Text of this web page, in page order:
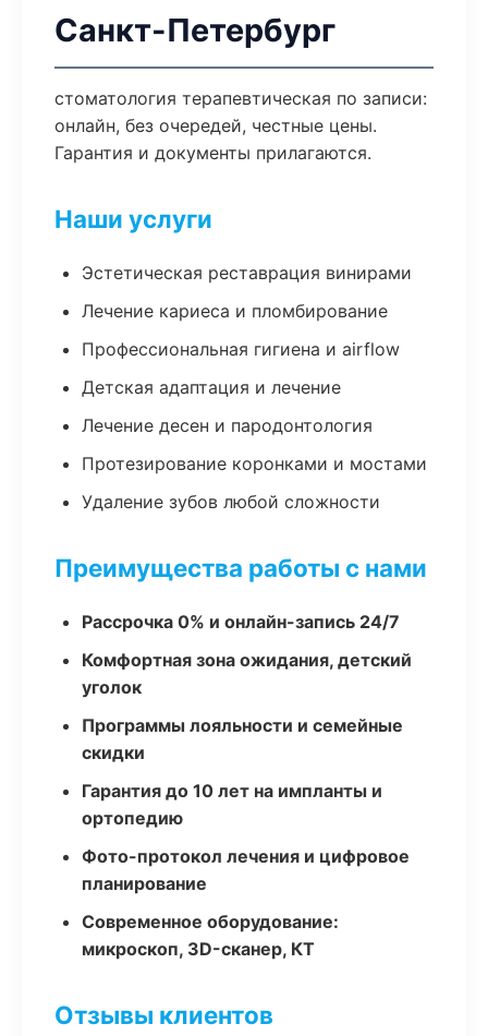
Санкт-Петербург
стоматология терапевтическая по записи:
онлайн, без очередей, честные цены.
Гарантия и документы прилагаются.
Наши услуги
Эстетическая реставрация винирами
Лечение кариеса и пломбирование
Профессиональная гигиена и airflow
Детская адаптация и лечение
Лечение десен и пародонтология
Протезирование коронками и мостами
Удаление зубов любой сложности
Преимущества работы с нами
Рассрочка 0% и онлайн-запись 24/7
Комфортная зона ожидания, детский
уголок
Программы лояльности и семейные
скидки
Гарантия до 10 лет на импланты и
ортопедию
Фото-протокол лечения и цифровое
планирование
Современное оборудование:
микроскоп, 3D-сканер, КТ
Отзывы клиентов